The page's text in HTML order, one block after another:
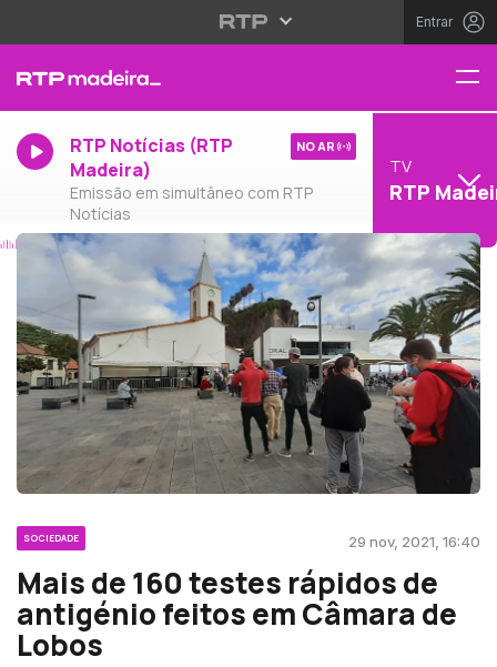
Entrar
RTP Notícias (RTP
Madeira)
Emissão em simultâneo com RTP
Notícias
NO AR
TV
RTP
SOCIEDADE 29 nov, 2021, 16:40
Mais de 160 testes rápidos de
antigénio feitos em Câmara de
Lobos